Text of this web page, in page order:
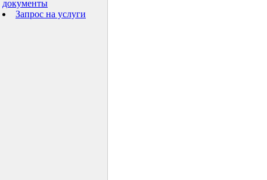
документы
Запрос на услуги